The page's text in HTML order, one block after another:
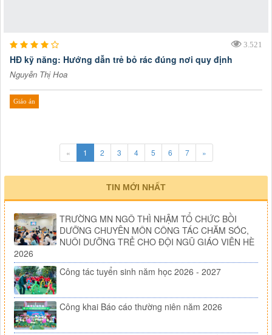
3.521
HĐ kỹ năng: Hướng dẫn trẻ bỏ rác đúng nơi quy định
Nguyễn Thị Hoa
Giáo án
« 1 2 3 4 5 6 7 »
TIN MỚI NHẤT
TRƯỜNG MN NGÔ THÌ NHẬM TỔ CHỨC BỒI
DƯỠNG CHUYÊN MÔN CÔNG TÁC CHĂM SÓC,
NUÔI DƯỠNG TRẺ CHO ĐỘI NGŨ GIÁO VIÊN HÈ
2026
Công tác tuyển sinh năm học 2026 - 2027
Công khai Báo cáo thường niên năm 2026